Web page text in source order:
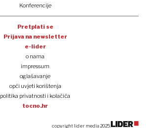
Konferencije
Pretplati se
Prijava na newsletter
e-lider
o nama
impressum
oglašavanje
opći uvjeti korištenja
politika privatnosti i kolačića
tocno.hr
copyright lider media 2025.